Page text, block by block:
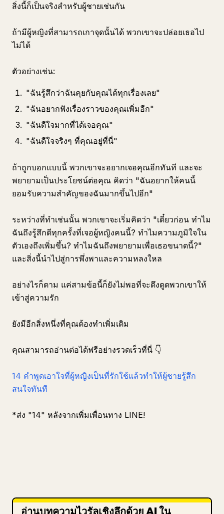
สิ่งนี้ก็เป็นจริงสำหรับผู้ชายเช่นกัน
ถ้ามีผู้หญิงที่สามารถเกาจุดนั้นได้ พวกเขาจะปล่อยเธอไป
ไม่ได้
ตัวอย่างเช่น:
"ฉันรู้สึกว่าฉันคุยกับคุณได้ทุกเรื่องเลย"
"ฉันอยากฟังเรื่องราวของคุณเพิ่มอีก"
"ฉันดีใจมากที่ได้เจอคุณ"
"ฉันดีใจจริงๆ ที่คุณอยู่ที่นี่"
ถ้าถูกบอกแบบนี้ พวกเขาจะอยากเจอคุณอีกทันที และจะ
พยายามเป็นประโยชน์ต่อคุณ คิดว่า "ฉันอยากให้คนนี้
ยอมรับความสำคัญของฉันมากขึ้นไปอีก"
ระหว่างที่ทำเช่นนั้น พวกเขาจะเริ่มคิดว่า "เดี๋ยวก่อน ทำไม
ฉันถึงรู้สึกดีทุกครั้งที่เจอผู้หญิงคนนี้? ทำไมความภูมิใจใน
ตัวเองถึงเพิ่มขึ้น? ทำไมฉันถึงพยายามเพื่อเธอขนาดนี้?"
และสิ่งนี้นำไปสู่การพึ่งพาและความหลงใหล
อย่างไรก็ตาม แค่สามข้อนี้ก็ยังไม่พอที่จะดึงดูดพวกเขาให้
เข้าสู่ความรัก
ยังมีอีกสิ่งหนึ่งที่คุณต้องทำเพิ่มเติม
คุณสามารถอ่านต่อได้ฟรีอย่างรวดเร็วที่นี่ 👇
14 คำพูดเอาใจที่ผู้หญิงเป็นที่รักใช้แล้วทำให้ผู้ชายรู้สึก
สนใจทันที
*ส่ง "14" หลังจากเพิ่มเพื่อนทาง LINE!